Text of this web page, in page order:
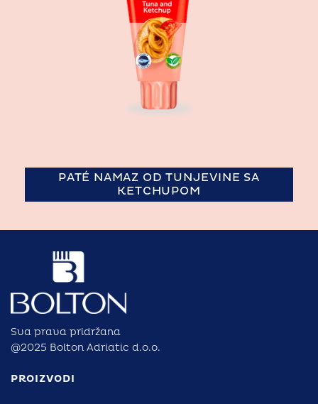
PATÉ NAMAZ OD TUNJEVINE SA
KETCHUPOM
Sva prava pridržana
@2025 Bolton Adriatic d.o.o.
PROIZVODI